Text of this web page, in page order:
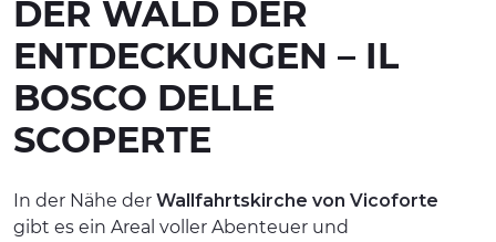
ERLEBNISSE
EVENTS
OFFERTE
UNTERKÜNFTE
DER WALD DER
ENTDECKUNGEN – IL
BOSCO DELLE
SCOPERTE
In der Nähe der Wallfahrtskirche von Vicoforte
gibt es ein Areal voller Abenteuer und